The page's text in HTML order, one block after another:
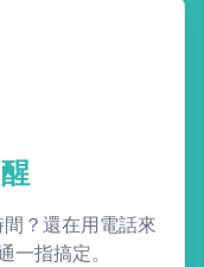
？還在用電話來
一指搞定。